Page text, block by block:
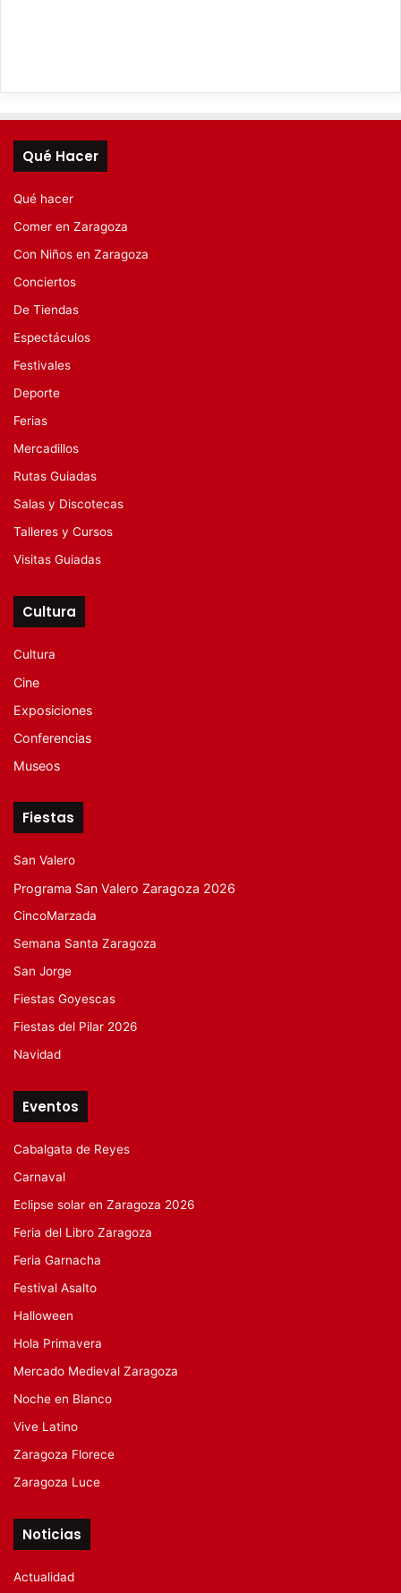
Qué Hacer
Qué hacer
Comer en Zaragoza
Con Niños en Zaragoza
Conciertos
De Tiendas
Espectáculos
Festivales
Deporte
Ferias
Mercadillos
Rutas Guiadas
Salas y Discotecas
Talleres y Cursos
Visitas Guiadas
Cultura
Cultura
Cine
Exposiciones
Conferencias
Museos
Fiestas
San Valero
Programa San Valero Zaragoza 2026
CincoMarzada
Semana Santa Zaragoza
San Jorge
Fiestas Goyescas
Fiestas del Pilar 2026
Navidad
Eventos
Cabalgata de Reyes
Carnaval
Eclipse solar en Zaragoza 2026
Feria del Libro Zaragoza
Feria Garnacha
Festival Asalto
Halloween
Hola Primavera
Mercado Medieval Zaragoza
Noche en Blanco
Vive Latino
Zaragoza Florece
Zaragoza Luce
Noticias
Actualidad